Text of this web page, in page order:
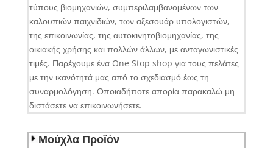
τύπους βιομηχανιών, συμπεριλαμβανομένων των
καλουπιών παιχνιδιών, των αξεσουάρ υπολογιστών,
της επικοινωνίας, της αυτοκινητοβιομηχανίας, της
οικιακής χρήσης και πολλών άλλων, με ανταγωνιστικές
τιμές. Παρέχουμε ένα One Stop shop για τους πελάτες
με την ικανότητά μας από το σχεδιασμό έως τη
συναρμολόγηση. Οποιαδήποτε απορία παρακαλώ μη
διστάσετε να επικοινωνήσετε.
Μούχλα Προϊόν